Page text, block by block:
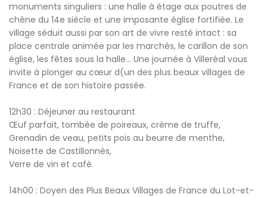
monuments singuliers : une halle à étage aux poutres de
chêne du 14e siècle et une imposante église fortifiée. Le
village séduit aussi par son art de vivre resté intact : sa
place centrale animée par les marchés, le carillon de son
église, les fêtes sous la halle… Une journée à Villeréal vous
invite à plonger au cœur d(un des plus beaux villages de
France et de son histoire passée.
12h30 : Déjeuner au restaurant
Œuf parfait, tombée de poireaux, crème de truffe,
Grenadin de veau, petits pois au beurre de menthe,
Noisette de Castillonnès,
Verre de vin et café.
14h00 : Doyen des Plus Beaux Villages de France du Lot-et-